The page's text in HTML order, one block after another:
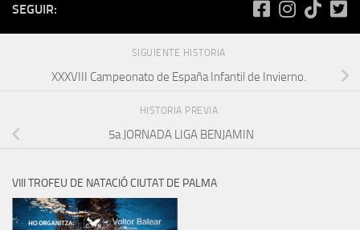
SEGUIR:
SIGUIENTE HISTORIA
XXXVIII Campeonato de España Infantil de Invierno.
HISTORIA PREVIA
5a JORNADA LIGA BENJAMIN
VIII TROFEU DE NATACIÓ CIUTAT DE PALMA